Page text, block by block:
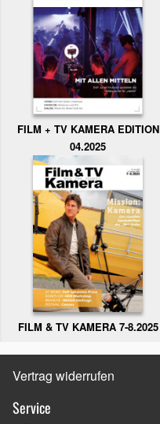
FILM + TV KAMERA EDITION
04.2025
FILM & TV KAMERA 7-8.2025
Vertrag widerrufen
Service